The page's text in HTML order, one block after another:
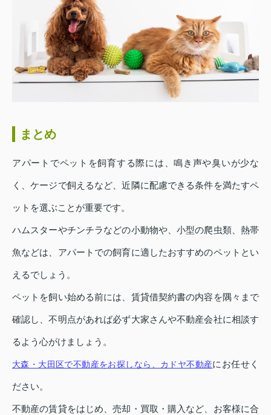
まとめ
アパートでペットを飼育する際には、鳴き声や臭いが少な
く、ケージで飼えるなど、近隣に配慮できる条件を満たすペ
ットを選ぶことが重要です。
ハムスターやチンチラなどの小動物や、小型の爬虫類、熱帯
魚などは、アパートでの飼育に適したおすすめのペットとい
えるでしょう。
ペットを飼い始める前には、賃貸借契約書の内容を隅々まで
確認し、不明点があれば必ず大家さんや不動産会社に相談す
るよう心がけましょう。
大森・大田区で不動産をお探しなら、カドヤ不動産にお任せく
ださい。
不動産の賃貸をはじめ、売却・買取・購入など、お客様に合